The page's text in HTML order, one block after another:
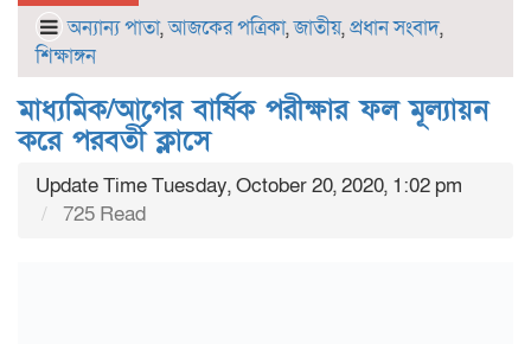
অন্যান্য পাতা,আজকের পত্রিকা,জাতীয়,প্রধান সংবাদ,
শিক্ষাঙ্গন
মাধ্যমিক/আগের বার্ষিক পরীক্ষার ফল মূল্যায়ন
করে পরবর্তী ক্লাসে
Update Time Tuesday, October 20, 2020, 1:02 pm
725 Read